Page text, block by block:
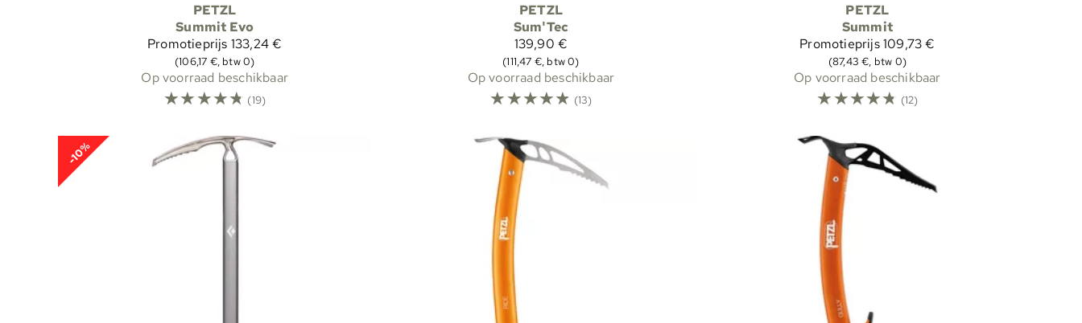
PETZL
Summit Evo
Promotieprijs 133,24 €
(106,17 €, btw 0)
Op voorraad beschikbaar
☆☆☆☆☆ (19)
PETZL
Sum'Tec
139,90 €
(111,47 €, btw 0)
Op voorraad beschikbaar
☆☆☆☆☆ (13)
PETZL
Summit
Promotieprijs109,73 €
(87,43 €, btw 0)
Op voorraad beschikbaar
☆☆☆☆☆ (12)
-10%